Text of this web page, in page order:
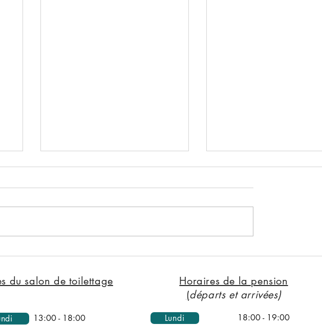
VOUS!)
HIVERNAUX POUR VOTRE
CHIEN
du salon de toilettage
13:00 - 18:00 Lundi
Horaires de la pension
(départs et arrivées)
18:00 - 19:00